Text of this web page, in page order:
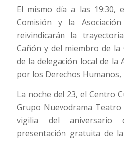
El mismo día a las 19:30,
Comisión y la Asociación
reivindicarán la
Cañón y del miembro de la
de la delegación local de la
por los Derechos Humanos,
La noche del 23, el Centro
Grupo Nuevodrama
vigilia del
presentación gratuita de